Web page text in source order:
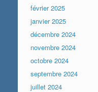
février 2025
janvier 2025
décembre 2024
novembre 2024
octobre 2024
septembre 2024
juillet 2024